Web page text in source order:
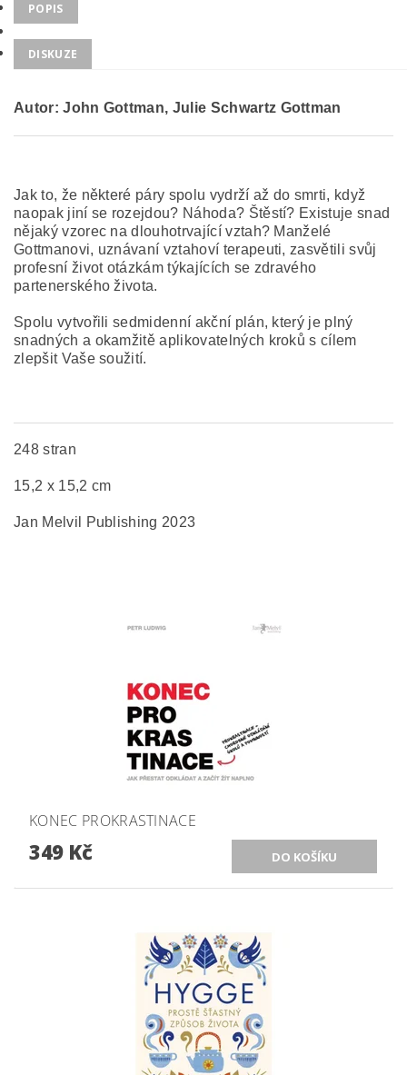
POPIS
DISKUZE
Autor: John Gottman, Julie Schwartz Gottman
Jak to, že některé páry spolu vydrží až do smrti, když
naopak jiní se rozejdou? Náhoda? Štěstí? Existuje snad
nějaký vzorec na dlouhotrvající vztah? Manželé
Gottmanovi, uznávaní vztahoví terapeuti, zasvětili svůj
profesní život otázkám týkajících se zdravého
partenerského života.
Spolu vytvořili sedmidenní akční plán, který je plný
snadných a okamžitě aplikovatelných kroků s cílem
zlepšit Vaše soužití.
248 stran
15,2 x 15,2 cm
Jan Melvil Publishing 2023
KONEC PROKRASTINACE
349 Kč